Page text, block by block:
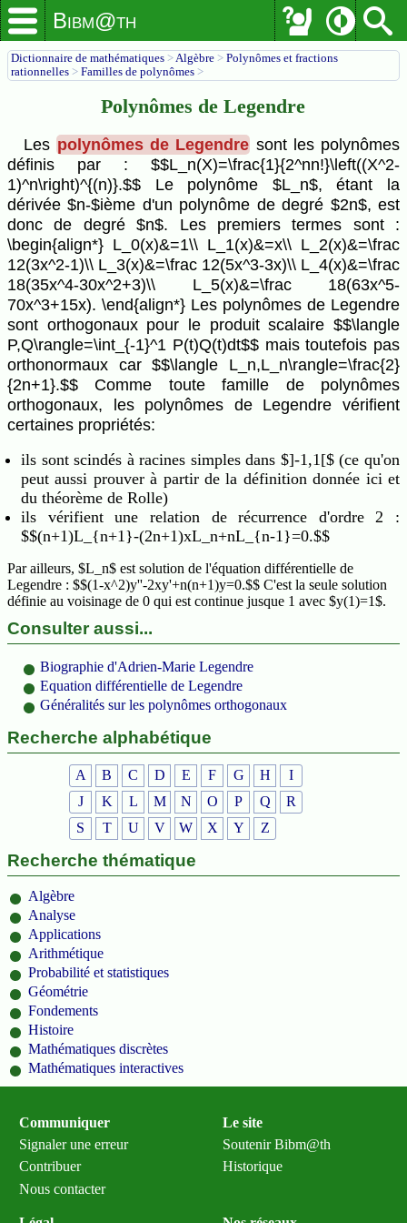
Bibm@th
Dictionnaire de mathématiques >Algèbre > Polynômes et fractions
rationnelles > Familles de polynômes >
Polynômes de Legendre
Les polynômes de Legendre sont les polynômes
définis par : $$L_n(X)=\frac{1}{2^nn!}\left((X^2-
1)^n\right)^{(n)}.$$ Le polynôme $L_n$, étant la
dérivée $n-$ième d'un polynôme de degré $2n$, est
donc de degré $n$. Les premiers termes sont :
\begin{align*} L_0(x)&=1\\ L_1(x)&=x\\ L_2(x)&=\frac
12(3x^2-1)\\ L_3(x)&=\frac 12(5x^3-3x)\\ L_4(x)&=\frac
18(35x^4-30x^2+3)\\ L_5(x)&=\frac 18(63x^5-
70x^3+15x). \end{align*} Les polynômes de Legendre
sont orthogonaux pour le produit scalaire $$\langle
P,Q\rangle=\int_{-1}^1 P(t)Q(t)dt$$ mais toutefois pas
orthonormaux car $$\langle L_n,L_n\rangle=\frac{2}
{2n+1}.$$ Comme toute famille de polynômes
orthogonaux, les polynômes de Legendre vérifient
certaines propriétés:
ils sont scindés à racines simples dans $]-1,1[$ (ce qu'on
peut aussi prouver à partir de la définition donnée ici et
du théorème de Rolle)
ils vérifient une relation de récurrence d'ordre 2 :
$$(n+1)L_{n+1}-(2n+1)xL_n+nL_{n-1}=0.$$
Par ailleurs, $L_n$ est solution de l'équation différentielle de
Legendre : $$(1-x^2)y''-2xy'+n(n+1)y=0.$$ C'est la seule solution
définie au voisinage de 0 qui est continue jusque 1 avec $y(1)=1$.
Consulter aussi...
Biographie d'Adrien-Marie Legendre
Equation différentielle de Legendre
Généralités sur les polynômes orthogonaux
Recherche alphabétique
A B C D E F G H
I
J
K L M N O P Q
R
S
T U V W X Y Z
Recherche thématique
Algèbre
Analyse
Applications
Arithmétique
Probabilité et statistiques
Géométrie
Fondements
Histoire
Mathématiques discrètes
Mathématiques interactives
Communiquer
Signaler une erreur
Contribuer
Nous contacter
Le site
Soutenir Bibm@th
Historique